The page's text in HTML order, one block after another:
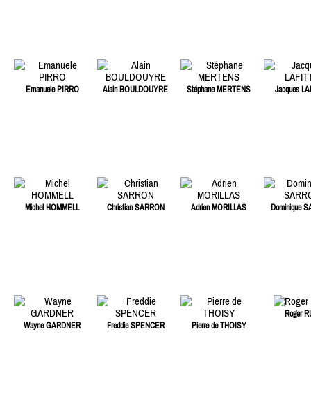
Emanuele PIRRO Alain BOULDOUYRE Stéphane MERTENS Jacques
Michel HOMMELL Christian SARRON Adrien MORILLAS Dominique
Wayne GARDNER Freddie SPENCER Pierre de THOISY
Roger